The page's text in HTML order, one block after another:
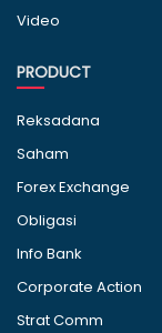
Video
PRODUCT
Reksadana
Saham
Forex Exchange
Obligasi
Info Bank
Corporate Action
Strat Comm